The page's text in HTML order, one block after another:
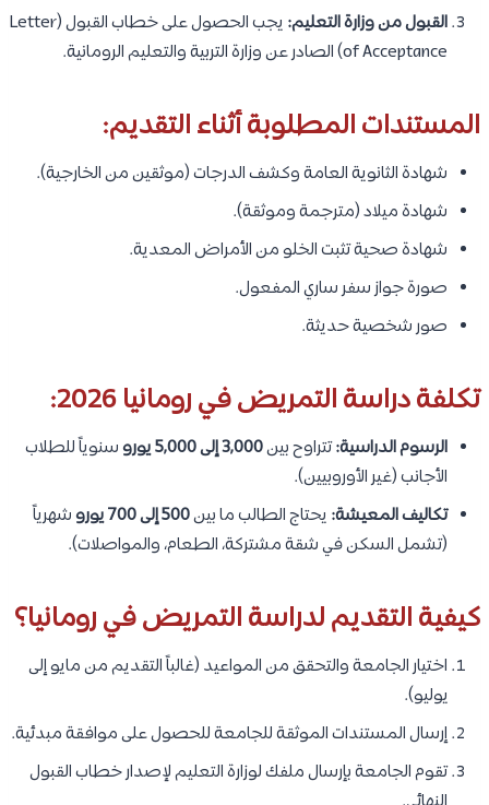
القبول من وزارة التعليم:
يجب الحصول على خطاب القبول (Letter
of Acceptance) الصادر عن وزارة التربية والتعليم الرومانية.
المستندات المطلوبة أثناء التقديم:
شهادة الثانوية العامة وكشف الدرجات (موثقين من الخارجية).
شهادة ميلاد (مترجمة وموثقة).
شهادة صحية تثبت الخلو من الأمراض المعدية.
صورة جواز سفر ساري المفعول.
صور شخصية حديثة.
تكلفة دراسة التمريض في رومانيا 2026:
الرسوم الدراسية:تتراوح بين3,000 إلى 5,000 يورو
سنوياً للطلاب
الأجانب (غير الأوروبيين).
تكاليف المعيشة: يحتاج الطالب ما بين500 إلى 700 يورو
شهرياً
(تشمل السكن في شقة مشتركة، الطعام، والمواصلات).
كيفية التقديم لدراسة التمريض في رومانيا؟
اختيار الجامعة والتحقق من المواعيد (غالباً التقديم من مايو إلى
يوليو).
إرسال المستندات الموثقة للجامعة للحصول على موافقة مبدئية.
تقوم الجامعة بإرسال ملفك لوزارة التعليم لإصدار خطاب القبول